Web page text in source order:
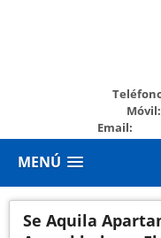
Móvil:
Email:
MENÚ
Se Aquila